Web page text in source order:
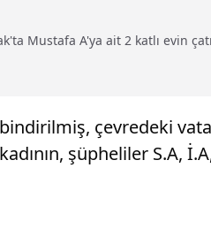
Mustafa A'ya ait 2 katlı evin
çevredeki
şüpheliler S.A,